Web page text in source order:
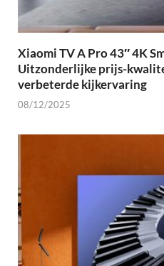
Xiaomi TV A Pro 43″ 4K
Uitzonderlijke prijs-
verbeterde kijkervaring
08/12/2025